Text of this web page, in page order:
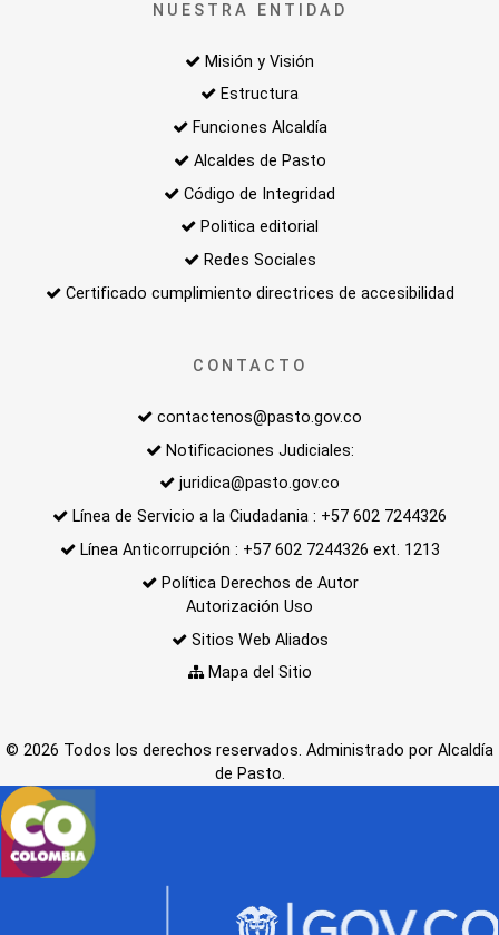
NUESTRA ENTIDAD
Misión y Visión
Estructura
Funciones Alcaldía
Alcaldes de Pasto
Código de Integridad
Politica editorial
Redes Sociales
Certificado cumplimiento directrices de accesibilidad
CONTACTO
contactenos@pasto.gov.co
Notificaciones Judiciales:
juridica@pasto.gov.co
Línea de Servicio a la Ciudadania : +57 602 7244326
Línea Anticorrupción : +57 602 7244326 ext. 1213
Política Derechos de Autor
Autorización Uso
Sitios Web Aliados
Mapa del Sitio
© 2026 Todos los derechos reservados. Administrado por Alcaldía
de Pasto.